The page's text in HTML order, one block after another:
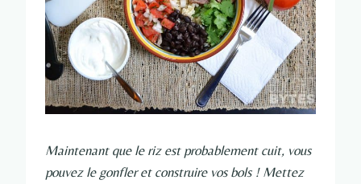
Maintenant que le riz est probablement cuit, vous
pouvez le gonfler et construire vos bols ! Mettez